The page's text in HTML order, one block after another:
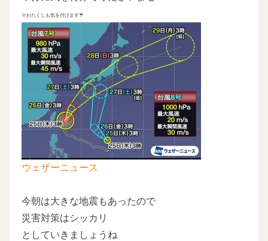
※わたくしも気を付けます☔
ウェザーニュース
今朝は大きな地震もあったので
災害対策はシッカリ
としていきましょうね